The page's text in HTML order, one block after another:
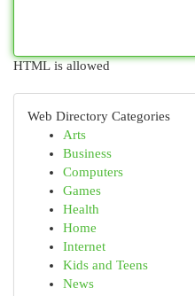
HTML is allowed
Web Directory Categories
Arts
Business
Computers
Games
Health
Home
Internet
Kids and Teens
News